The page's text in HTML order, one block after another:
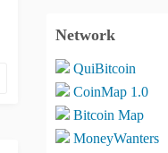
Network
QuiBitcoin
CoinMap 1.0
Bitcoin Map
MoneyWanters